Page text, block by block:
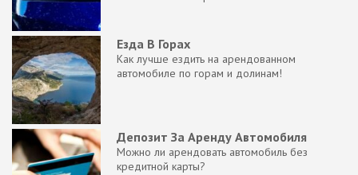
Езда В Горах
Как лучше ездить на арендованном
автомобиле по горам и долинам!
Депозит За Аренду Автомобиля
Можно ли арендовать автомобиль без
кредитной карты?